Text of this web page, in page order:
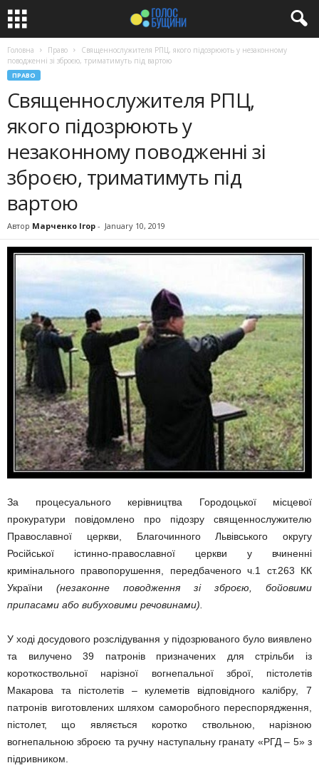
Головна Право
Священнослужителя РПЦ, якого підозрюють у незаконному
поводженні зі зброєю, триматимуть під вартою
ПРАВО
Священнослужителя РПЦ,
якого підозрюють у
незаконному поводженні зі
зброєю, триматимуть під
вартою
Автор Марченко Ігор - January 10, 2019
За процесуального керівництва Городоцької місцевої
прокуратури повідомлено про підозру священнослужителю
Православної церкви, Благочинного Львівського округу
Російської істинно-православної церкви у вчиненні
кримінального правопорушення, передбаченого ч.1 ст.263 КК
України (незаконне поводження зі зброєю
бойовими
припасами або вибуховими речовинами).
У ході досудового розслідування у підозрюваного було виявлено
та вилучено 39 патронів призначених для стрільби із
короткоствольної нарізної вогнепальної зброї, пістолетів
Макарова та пістолетів – кулеметів відповідного калібру, 7
патронів виготовлених шляхом саморобного переспорядження,
пістолет, що являється коротко ствольною, нарізною
вогнепальною зброєю та ручну наступальну гранату «РГД – 5» з
підривником.